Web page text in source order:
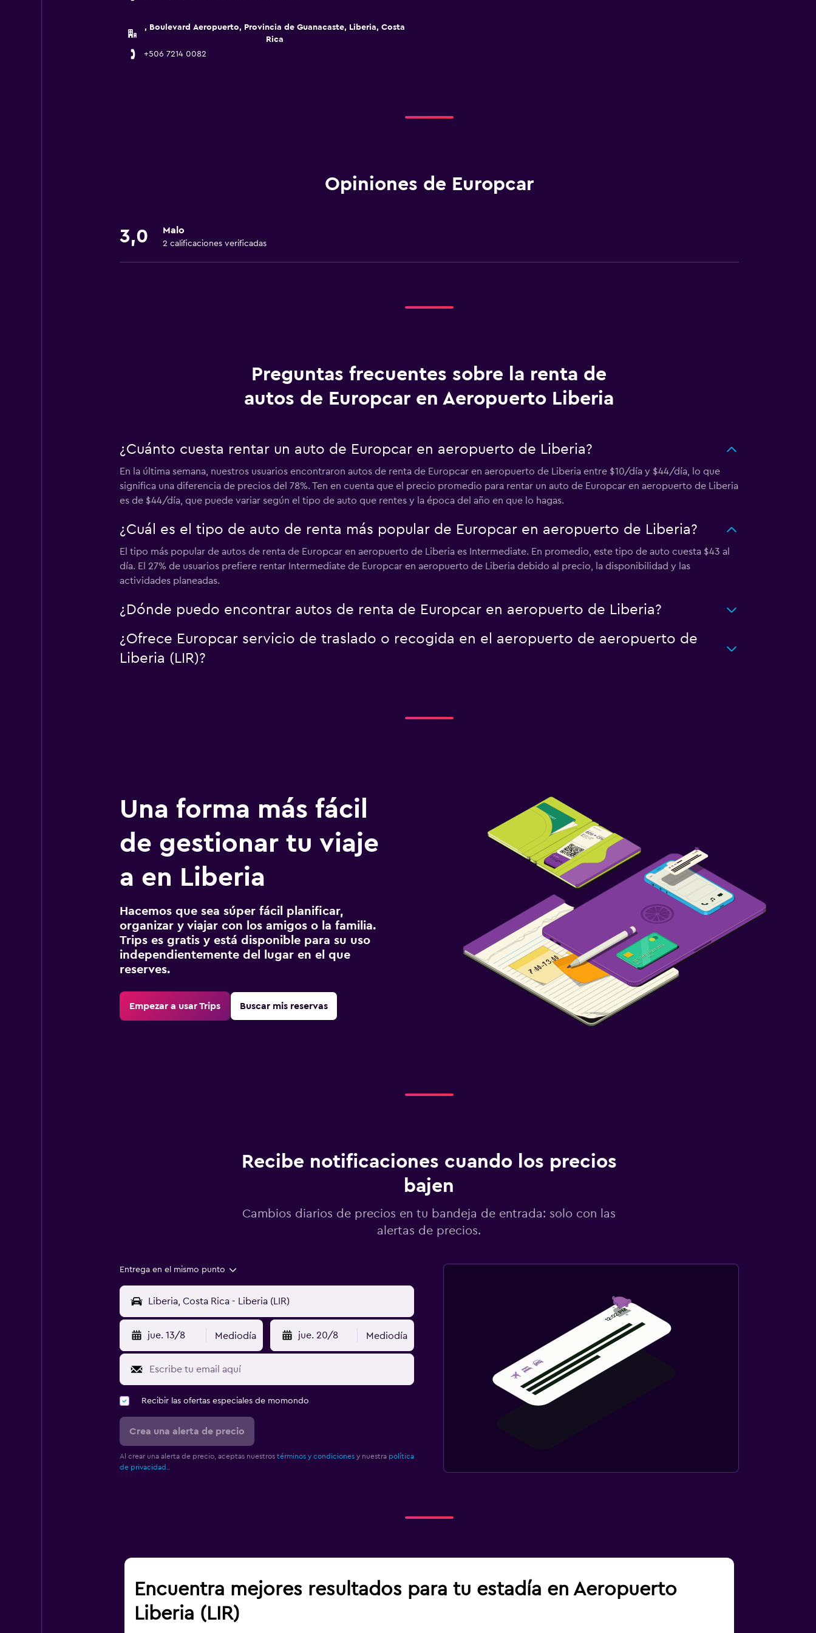
, Boulevard Aeropuerto, Provincia de Guanacaste, Liberia, Costa
Rica
+506 7214 0082
Opiniones de Europcar
3,0 Malo
2 calificaciones verificadas
Preguntas frecuentes sobre la renta de
autos de Europcar en Aeropuerto Liberia
¿Cuánto cuesta rentar un auto de Europcar en aeropuerto de Liberia?
En la última semana, nuestros usuarios encontraron autos de renta de Europcar en aeropuerto de Liberia entre $10/día y $44/día, lo que
significa una diferencia de precios del 78%. Ten en cuenta que el precio promedio para rentar un auto de Europcar en aeropuerto de Liberia
es de $44/día, que puede variar según el tipo de auto que rentes y la época del año en que lo hagas.
¿Cuál es el tipo de auto de renta más popular de Europcar en aeropuerto de Liberia?
El tipo más popular de autos de renta de Europcar en aeropuerto de Liberia es Intermediate. En promedio, este tipo de auto cuesta $43 al
día. El 27% de usuarios prefiere rentar Intermediate de Europcar en aeropuerto de Liberia debido al precio, la disponibilidad y las
actividades planeadas.
¿Dónde puedo encontrar autos de renta de Europcar en aeropuerto de Liberia?
¿Ofrece Europcar servicio de traslado o recogida en el aeropuerto de aeropuerto de
Liberia (LIR)?
Una forma más fácil
de gestionar tu viaje
a en Liberia
Hacemos que sea súper fácil planificar,
organizar y viajar con los amigos o la familia.
Trips es gratis y está disponible para su uso
independientemente del lugar en el que
reserves.
Empezar a usar Trips Buscar mis reservas
Recibe notificaciones cuando los precios
bajen
Cambios diarios de precios en tu bandeja de entrada: solo con las
alertas de precios.
Entrega en el mismo punto
jue. 13/8 Mediodía jue. 20/8 Mediodía
Recibir las ofertas especiales de momondo
Crea una alerta de precio
Al crear una alerta de precio, aceptas nuestros términos y condicionesy nuestra política
de privacidad.
Encuentra mejores resultados para tu estadía en Aeropuerto
Liberia (LIR)